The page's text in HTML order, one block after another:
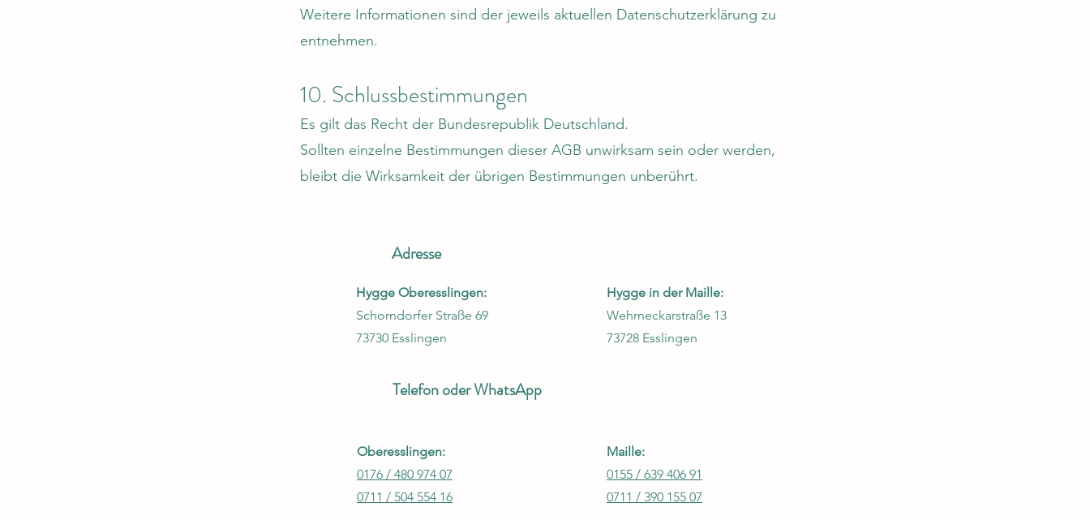
Weitere Informationen sind der jeweils aktuellen Datenschutzerklärung zu
entnehmen.
10. Schlussbestimmungen
Es gilt das Recht der Bundesrepublik Deutschland.
Sollten einzelne Bestimmungen dieser AGB unwirksam sein oder werden,
bleibt die Wirksamkeit der übrigen Bestimmungen unberührt.
Adresse
Hygge Oberesslingen:
Schorndorfer Straße 69
73730 Esslingen
Hygge in der Maille:
Wehrneckarstraße 13
73728 Esslingen
Telefon oder WhatsApp
Oberesslingen:
0176 / 480 974 07
0711 / 504 554 16
Maille:
0155 / 639 406 91
0711 / 390 155 07